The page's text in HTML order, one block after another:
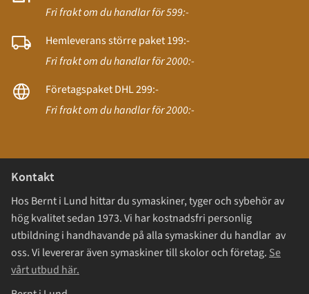
Fri frakt om du handlar för 599:-
Hemleverans större paket 199:-
Fri frakt om du handlar för 2000:-
Företagspaket DHL 299:-
Fri frakt om du handlar för 2000:-
Kontakt
Hos Bernt i Lund hittar du symaskiner, tyger och sybehör av
hög kvalitet sedan 1973. Vi har kostnadsfri personlig
utbildning i handhavande på alla symaskiner du handlar av
oss. Vi levererar även symaskiner till skolor och företag. Se
vårt utbud här.